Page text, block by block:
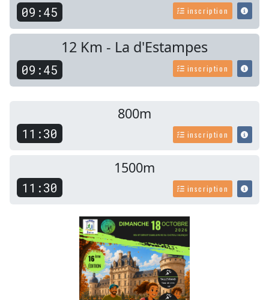
09:45 inscription
12 Km - La d'Estampes
09:45 inscription
800m
11:30 inscription
1500m
11:30 inscription